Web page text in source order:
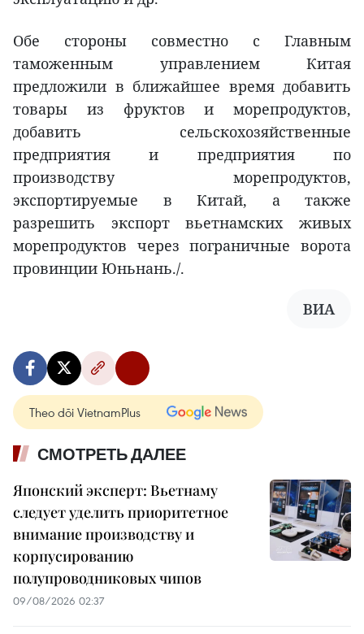
Обе стороны совместно с Главным
таможенным управлением Китая
предложили в ближайшее время добавить
товары из фруктов и морепродуктов,
добавить сельскохозяйственные
предприятия и предприятия по
производству морепродуктов,
экспортируемые в Китай, а также
разрешить экспорт вьетнамских живых
морепродуктов через пограничные ворота
провинции Юньнань./.
ВИА
Theo dõi VietnamPlus
СМОТРЕТЬ ДАЛЕЕ
Японский эксперт: Вьетнаму
следует уделить приоритетное
внимание производству и
корпусированию
полупроводниковых чипов
09/08/2026 02:37